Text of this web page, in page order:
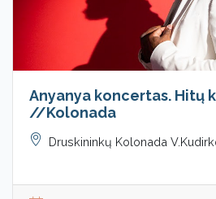
Anyanya koncertas. Hitų
//Kolonada
Druskininkų Kolonada